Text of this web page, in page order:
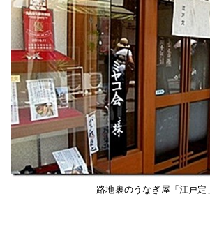
路地裏のうなぎ屋「江戸定